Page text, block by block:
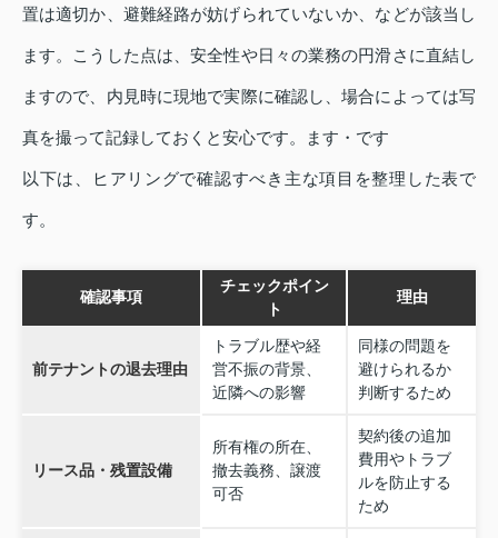
置は適切か、避難経路が妨げられていないか、などが該当し
ます。こうした点は、安全性や日々の業務の円滑さに直結し
ますので、内見時に現地で実際に確認し、場合によっては写
真を撮って記録しておくと安心です。ます・です
以下は、ヒアリングで確認すべき主な項目を整理した表で
す。
確認事項
チェックポイン
ト
理由
前テナントの退去理由
トラブル歴や経
営不振の背景、
近隣への影響
同様の問題を
避けられるか
判断するため
リース品・残置設備
所有権の所在、
撤去義務、譲渡
可否
契約後の追加
費用やトラブ
ルを防止する
ため